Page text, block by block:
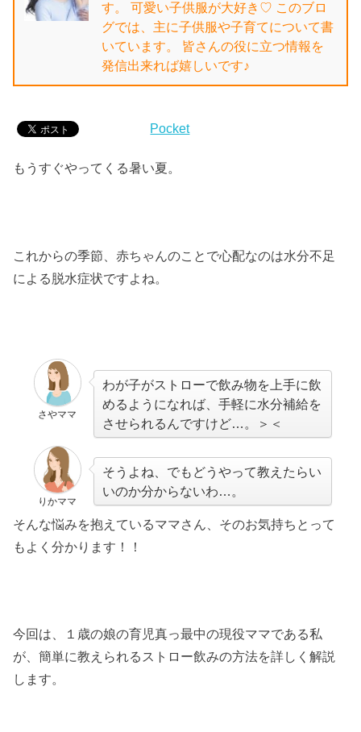
す。 可愛い子供服が大好き♡ このブロ
グでは、主に子供服や子育てについて書
いています。 皆さんの役に立つ情報を
発信出来れば嬉しいです♪
Pocket
もうすぐやってくる暑い夏。
これからの季節、赤ちゃんのことで心配なのは水分不足
による脱水症状ですよね。
さやママ
わが子がストローで飲み物を上手に飲
めるようになれば、手軽に水分補給を
させられるんですけど…。＞＜
りかママ
そうよね、でもどうやって教えたらい
いのか分からないわ…。
そんな悩みを抱えているママさん、そのお気持ちとって
もよく分かります！！
今回は、１歳の娘の育児真っ最中の現役ママである私
が、簡単に教えられるストロー飲みの方法を詳しく解説
します。